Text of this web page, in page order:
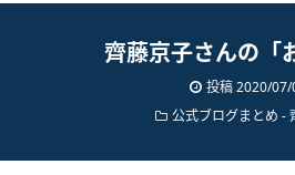
齊藤京子さんの「
投稿2020/07/
公式ブログまとめ -